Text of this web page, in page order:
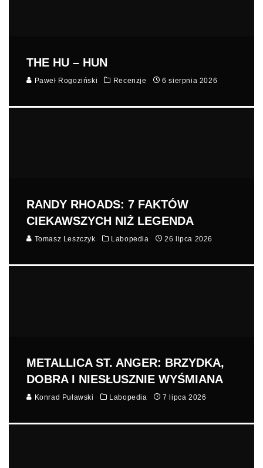
THE HU – HUN
Paweł Rogoziński Recenzje 6 sierpnia 2026
RANDY RHOADS: 7 FAKTÓW
CIEKAWSZYCH NIŻ LEGENDA
Tomasz Leszczyk Labopedia 26 lipca 2026
METALLICA ST. ANGER: BRZYDKA,
DOBRA I NIESŁUSZNIE WYŚMIANA
Konrad Puławski Labopedia 7 lipca 2026